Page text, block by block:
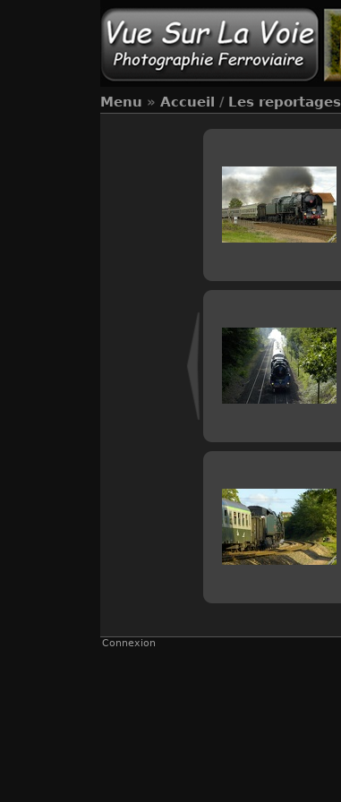
Menu » Accueil / Les reportages
Connexion